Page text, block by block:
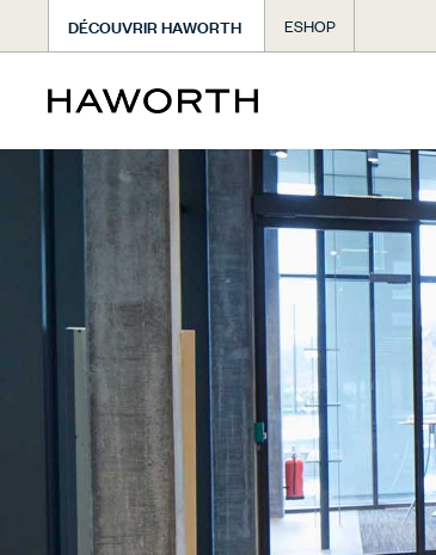
DÉCOUVRIR HAWORTH ESHOP